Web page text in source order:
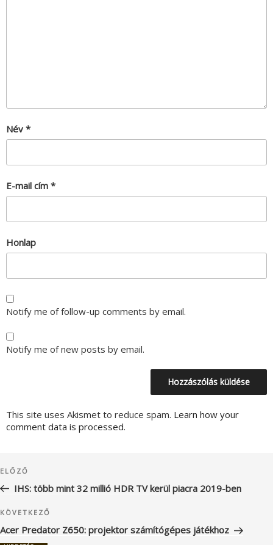
Név *
E-mail cím *
Honlap
Notify me of follow-up comments by email.
Notify me of new posts by email.
This site uses Akismet to reduce spam. Learn how your
comment data is processed.
navigáció
Korábbi
bejegyzés
ELŐZŐ
IHS: több mint 32 millió HDR TV kerül piacra 2019-ben
Következő
bejegyzés
KÖVETKEZŐ
Acer Predator Z650: projektor számítógépes játékhoz